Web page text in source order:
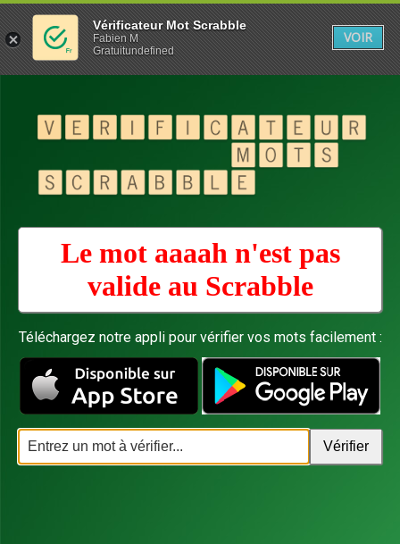
Le mot aaaah n'est pas
valide au Scrabble
Téléchargez notre appli pour vérifier vos mots facilement :
Vérificateur Mot Scrabble
Fabien M
Gratuitundefined
VOIR